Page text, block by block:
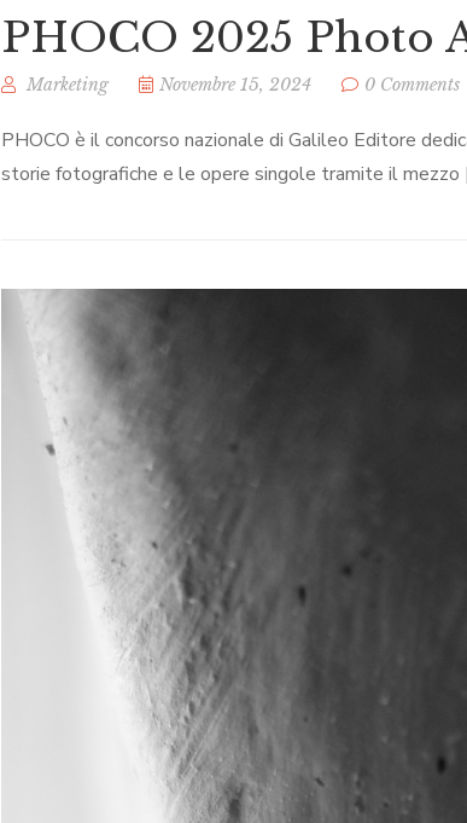
PHOCO 2025 Photo
Marketing Novembre 15, 2024 0 Comments
PHOCO è il concorso nazionale di Galileo Editore
storie fotografiche e le opere singole tramite il mezzo